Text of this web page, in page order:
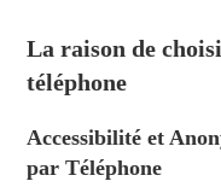
La raison de
téléphone
Accessibilité et
par Téléphone